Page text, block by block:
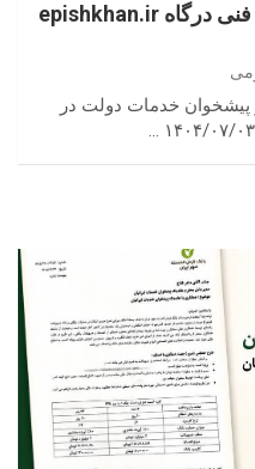
اطلاعیه مهم درباره پشتیبانی فنی درگاه epishkhan.ir
پیشخوان خدمات دولت در